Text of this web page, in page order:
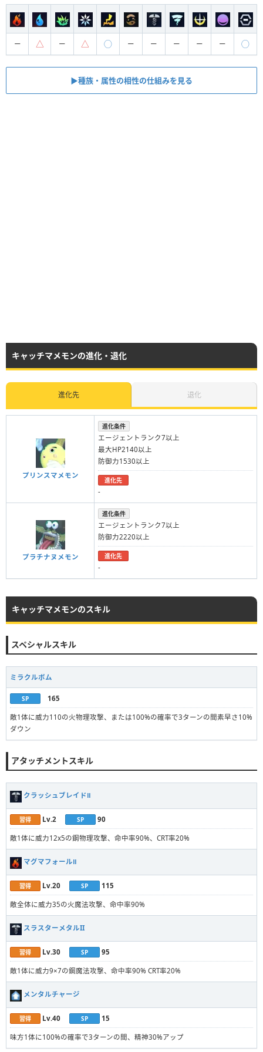
ー △ ー △ ◯ ー ー ー ー ー ◯
▶︎種族・属性の相性の仕組みを見る
キャッチマメモンの進化・退化
進化先 退化
プリンスマメモン
進化条件
エージェントランク7以上
最大HP2140以上
防御力1530以上
進化先
-
プラチナヌメモン
進化条件
エージェントランク7以上
防御力2220以上
進化先
-
キャッチマメモンのスキル
スペシャルスキル
ミラクルボム
SP 165
敵1体に威力110の火物理攻撃、または100%の確率で3ターンの間素早さ10%
ダウン
アタッチメントスキル
クラッシュブレイドⅡ
習得 Lv.2 SP 90
敵1体に威力12x5の鋼物理攻撃、命中率90%、CRT率20%
マグマフォールⅡ
習得 Lv.20 SP 115
敵全体に威力35の火魔法攻撃、命中率90%
スラスターメタルII
習得 Lv.30 SP 95
敵1体に威力9×7の鋼魔法攻撃、命中率90% CRT率20%
メンタルチャージ
習得 Lv.40 SP 15
味方1体に100%の確率で3ターンの間、精神30%アップ